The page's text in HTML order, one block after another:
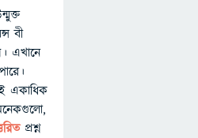
বী
এখানে
একাধিক
প্রশ্ন